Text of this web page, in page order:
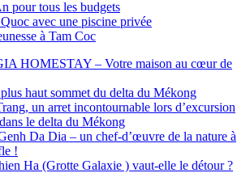
pour tous les budgets
avec une piscine privée
à Tam Coc
HOMESTAY – Votre maison au cœur de
haut sommet du delta du Mékong
un arret incontournable lors d’excursion
le delta du Mékong
Da Dia – un chef-d’œuvre de la nature à
!
Ha (Grotte Galaxie ) vaut-elle le détour ?